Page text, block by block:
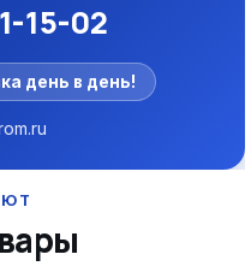
15-02
день в день!